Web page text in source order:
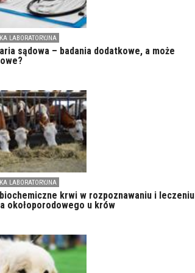
LABORATORYJNA
sądowa – badania dodatkowe, a może
LABORATORYJNA
biochemiczne krwi w rozpoznawaniu i leczeniu
okołoporodowego u krów